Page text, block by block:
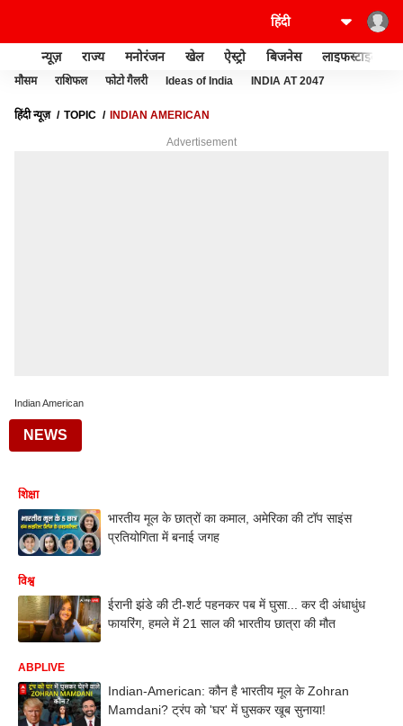
न्यूज़ राज्य मनोरंजन खेल ऐस्ट्रो बिजनेस लाइफस्टाइल
मौसम राशिफल फोटो गैलरी Ideas of India INDIA AT 2047
हिंदी न्यूज़ TOPIC INDIAN AMERICAN
Advertisement
Indian American
NEWS
शिक्षा
भारतीय मूल के छात्रों का कमाल, अमेरिका की टॉप साइंस
प्रतियोगिता में बनाई जगह
विश्व
ईरानी झंडे की टी-शर्ट पहनकर पब में घुसा... कर दी अंधाधुंध
फायरिंग, हमले में 21 साल की भारतीय छात्रा की मौत
ABPLIVE
Indian-American: कौन है भारतीय मूल के Zohran
Mamdani? ट्रंप को 'घर' में घुसकर खूब सुनाया!